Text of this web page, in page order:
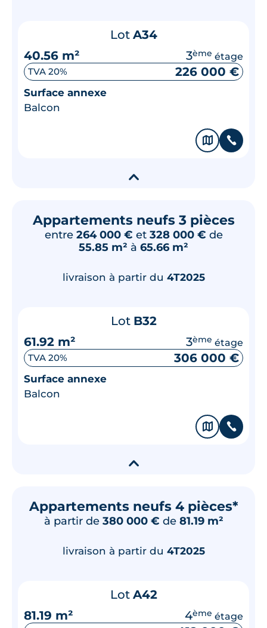
Lot A34
40.56 m²
3ème étage
TVA 20% 226 000 €
Surface annexe
Balcon
🗞 📞
▾
Appartements neufs 3 pièces
entre 264 000 € et 328 000 € de
55.85 m² à 65.66 m²
livraison à partir du 4T2025
Lot B32
61.92 m²
3ème étage
TVA 20% 306 000 €
Surface annexe
Balcon
🗞 📞
▾
Appartements neufs 4 pièces*
à partir de 380 000 € de 81.19 m²
livraison à partir du 4T2025
Lot A42
81.19 m²
4ème étage